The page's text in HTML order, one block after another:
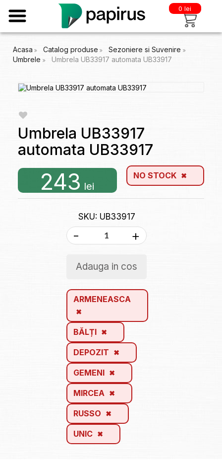
0 lei
Acasa Catalog produse
Sezoniere si Suvenire
Umbrele
Umbrela UB33917 automata UB33917
Umbrela UB33917
automata UB33917
243 lei
NO STOCK
SKU: UB33917
- +
Adauga in cos
ARMENEASCA
BĂLȚI
DEPOZIT
GEMENI
MIRCEA
RUSSO
UNIC